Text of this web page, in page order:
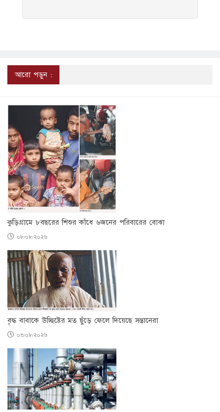
আরো পড়ুন :
কুড়িগ্রামে ৮বছরের শিশুর কাঁধে ৬জনের পরিবারের বোঝা
০৮/০৮/২০২৬
বৃদ্ধ বাবাকে উচ্ছিষ্টের মত ছুঁড়ে ফেলে দিয়েছে সন্তানেরা
০৩/০৮/২০২৬